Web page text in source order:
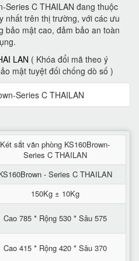
Series C THAILAN đang thuộc
nhất trên thị trường, với các ưu
bảo mật cao, đảm bảo an toàn
LAN ( Khóa đổi mã theo ý
mật tuyệt đối chống dò số )
Két sắt văn phòng KS160Brown-
Series C THAILAN
- Series C THAILAN
150Kg ± 10Kg
Cao 785 * Rộng 530 * Sâu 575
Cao 415 * Rộng 420 * Sâu 370